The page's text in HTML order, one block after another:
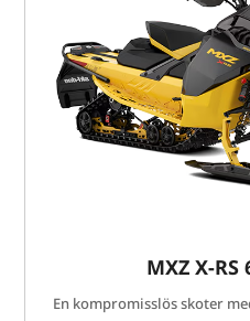
MXZ X-RS
En kompromisslös skoter